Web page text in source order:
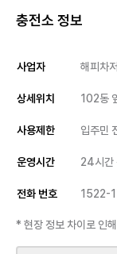
충전소 정보
사업자 해피차저
상세위치 102동
사용제한 입주민
운영시간 24시간
전화 번호 1522-
* 현장 정보 차이로 인